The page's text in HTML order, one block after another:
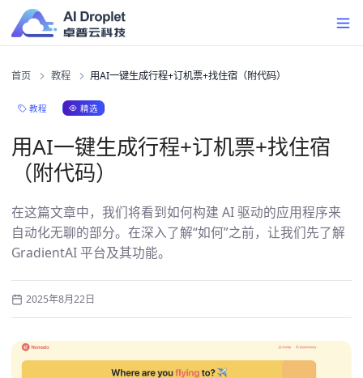
首页 教程 用AI一键生成行程+订机票+找住宿（附代码）
教程 精选
用AI一键生成行程+订机票+找住宿
（附代码）
在这篇文章中，我们将看到如何构建 AI 驱动的应用程序来
自动化无聊的部分。在深入了解“如何”之前，让我们先了解
GradientAI 平台及其功能。
2025年8月22日